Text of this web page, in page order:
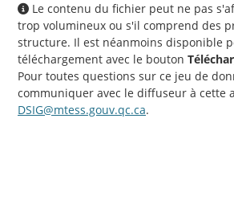
Le contenu du fichier peut ne pas
trop volumineux ou s'il comprend des
structure. Il est néanmoins disponible
téléchargement avec le bouton
Pour toutes questions sur ce jeu de
communiquer avec le diffuseur à cette
DSIG@mtess.gouv.qc.ca.